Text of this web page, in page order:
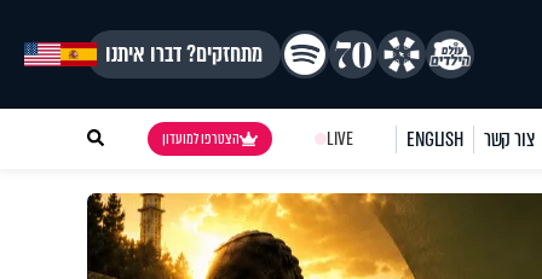
מתחזקים? דברו איתנו
צור קשר ENGLISH
LIVE הצטרפו למועדון